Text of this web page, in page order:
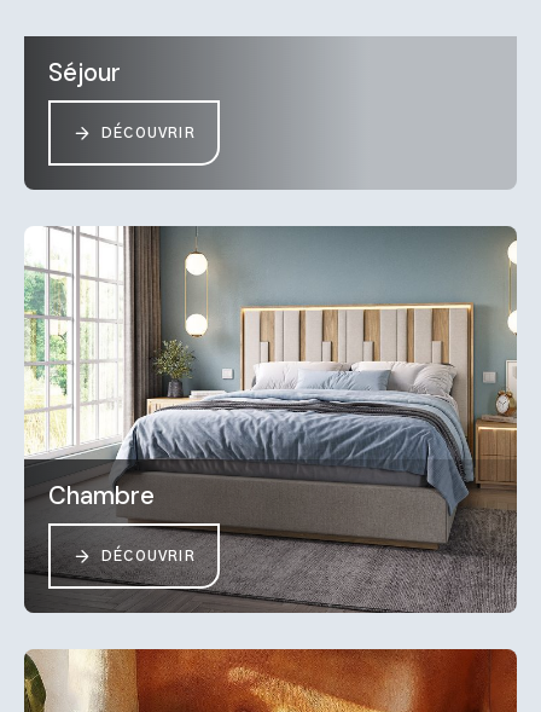
Séjour
DÉCOUVRIR
Chambre
DÉCOUVRIR